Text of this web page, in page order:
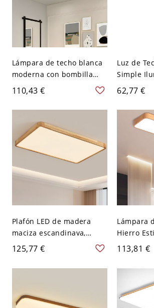
Lámpara de techo blanca
moderna con bombilla
LED para uso residencial -
110 A 120 V 40,64 cm
Rectángulo
110,43 €
Luz de
Simple
Techo
Negro
Negro
cm Blanco
62,77 €
Plafón LED de madera
maciza escandinava,
redondo y minimalista,
para dormitorio y pasillo -
110 A 120 V 60,96 cm
125,77 €
Lámpara
Hierro
Montaje
- 110 A
Blanco
madera
113,81 €